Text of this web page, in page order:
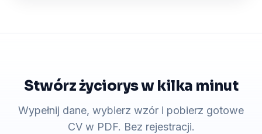
Stwórz życiorys w kilka minut
Wypełnij dane, wybierz wzór i pobierz gotowe
CV w PDF. Bez rejestracji.